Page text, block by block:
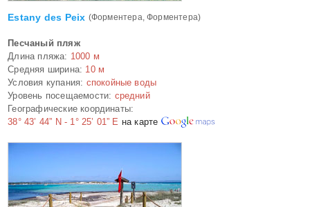
Estany des Peix (Форментера, Форментера)
Песчаный пляж
Длина пляжа: 1000 м
Средняя ширина: 10 м
Условия купания: спокойные воды
Уровень посещаемости: средний
Географические координаты:
38° 43’ 44” N - 1° 25’ 01” E на карте